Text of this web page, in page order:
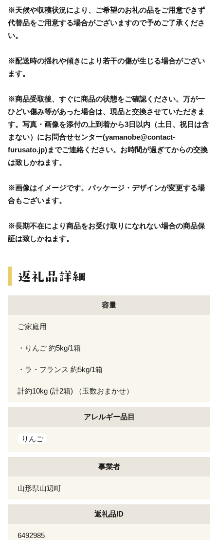
※天候や収穫状況により、ご希望のお礼の品をご用意できず
代替品をご用意する場合がございますので予めご了承くださ
い。
※配送時の揺れや傾きにより若干の傷が生じる場合がござい
ます。
※商品受取後、すぐに商品の状態をご確認ください。万が一
ひどい傷み等があった場合は、現品と交換させていただきま
す。写真・画像を添付の上到着から3日以内（土日、祝日は含
まない）にお問合せセンター(yamanobe@contact-
furusato.jp)までご連絡ください。お時間が過ぎてからの交換
は致しかねます。
※画像はイメージです。パッケージ・デザインが変更する場
合もございます。
※長期不在により商品をお受け取りになれない場合の商品保
証は致しかねます。
容量
ご家庭用
・りんご 約5kg/1箱
・ラ・フランス 約5kg/1箱
計約10kg (計2箱) （玉数おまかせ）
アレルギー品目
りんご
事業者
山形県山辺町
返礼品ID
6492985